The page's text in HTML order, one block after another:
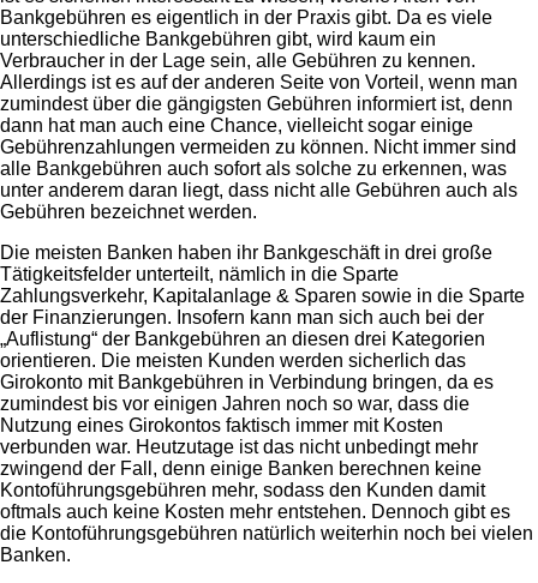
Bankgebühren es eigentlich in der Praxis gibt. Da es viele
unterschiedliche Bankgebühren gibt, wird kaum ein
Verbraucher in der Lage sein, alle Gebühren zu kennen.
Allerdings ist es auf der anderen Seite von Vorteil, wenn man
zumindest über die gängigsten Gebühren informiert ist, denn
dann hat man auch eine Chance, vielleicht sogar einige
Gebührenzahlungen vermeiden zu können. Nicht immer sind
alle Bankgebühren auch sofort als solche zu erkennen, was
unter anderem daran liegt, dass nicht alle Gebühren auch als
Gebühren bezeichnet werden.
Die meisten Banken haben ihr Bankgeschäft in drei große
Tätigkeitsfelder unterteilt, nämlich in die Sparte
Zahlungsverkehr, Kapitalanlage & Sparen sowie in die Sparte
der Finanzierungen. Insofern kann man sich auch bei der
„Auflistung“ der Bankgebühren an diesen drei Kategorien
orientieren. Die meisten Kunden werden sicherlich das
Girokonto mit Bankgebühren in Verbindung bringen, da es
zumindest bis vor einigen Jahren noch so war, dass die
Nutzung eines Girokontos faktisch immer mit Kosten
verbunden war. Heutzutage ist das nicht unbedingt mehr
zwingend der Fall, denn einige Banken berechnen keine
Kontoführungsgebühren mehr, sodass den Kunden damit
oftmals auch keine Kosten mehr entstehen. Dennoch gibt es
die Kontoführungsgebühren natürlich weiterhin noch bei vielen
Banken.